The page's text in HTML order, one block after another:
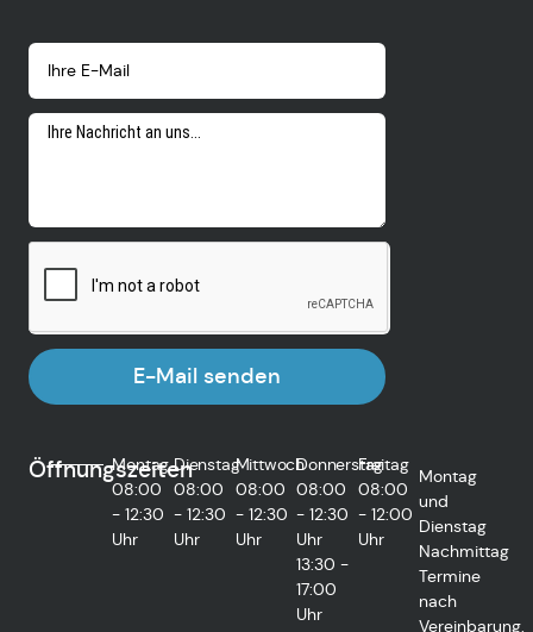
E-Mail senden
Öffnungszeiten
Montag
08:00
- 12:30
Uhr
Dienstag
08:00
- 12:30
Uhr
Mittwoch
08:00
- 12:30
Uhr
Donnerstag
08:00
- 12:30
Uhr
13:30 -
17:00
Uhr
Freitag
08:00
- 12:00
Uhr
Montag
und
Dienstag
Nachmittag
Termine
nach
Vereinbarung.